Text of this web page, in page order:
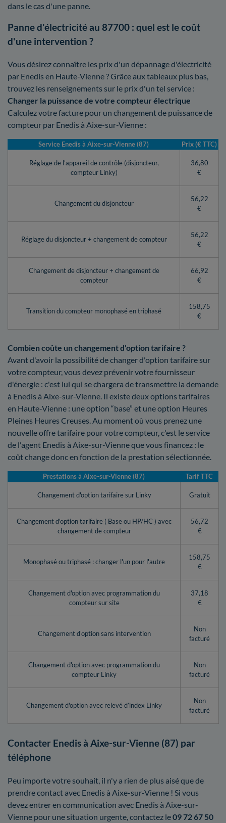
dans le cas d'une panne.
Panne d'électricité au 87700 : quel est le coût
d'une intervention ?
Vous désirez connaître les prix d'un dépannage d'électricité
par Enedis en Haute-Vienne ? Grâce aux tableaux plus bas,
trouvez les renseignements sur le prix d'un tel service :
Changer la puissance de votre compteur électrique
Calculez votre facture pour un changement de puissance de
compteur par Enedis à Aixe-sur-Vienne :
Service Enedis à Aixe-sur-Vienne (87) Prix (€ TTC)
Réglage de l’appareil de contrôle (disjoncteur,
compteur Linky)
36,80
€
Changement du disjoncteur
56,22
€
Réglage du disjoncteur + changement de compteur
56,22
€
Changement de disjoncteur + changement de
compteur
66,92
€
Transition du compteur monophasé en triphasé
158,75
€
Combien coûte un changement d'option tarifaire ?
Avant d'avoir la possibilité de changer d'option tarifaire sur
votre compteur, vous devez prévenir votre fournisseur
d'énergie : c'est lui qui se chargera de transmettre la demande
à Enedis à Aixe-sur-Vienne. Il existe deux options tarifaires
en Haute-Vienne : une option “base” et une option Heures
Pleines Heures Creuses. Au moment où vous prenez une
nouvelle offre tarifaire pour votre compteur, c'est le service
de l'agent Enedis à Aixe-sur-Vienne que vous financez : le
coût change donc en fonction de la prestation sélectionnée.
Prestations à Aixe-sur-Vienne (87) Tarif TTC
Changement d'option tarifaire sur Linky Gratuit
Changement d'option tarifaire ( Base ou HP/HC ) avec
changement de compteur
56,72
€
Monophasé ou triphasé : changer l'un pour l'autre
158,75
€
Changement d'option avec programmation du
compteur sur site
37,18
€
Changement d'option sans intervention
Non
facturé
Changement d'option avec programmation du
compteur Linky
Non
facturé
Changement d'option avec relevé d’index Linky
Non
facturé
Contacter Enedis à Aixe-sur-Vienne (87) par
téléphone
Peu importe votre souhait, il n'y a rien de plus aisé que de
prendre contact avec Enedis à Aixe-sur-Vienne ! Si vous
devez entrer en communication avec Enedis à Aixe-sur-
Vienne pour une situation urgente, contactez le09 72 67 50